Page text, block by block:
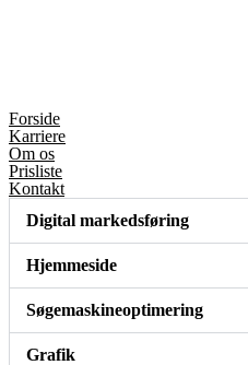
Forside
Karriere
Om os
Prisliste
Kontakt
Digital markedsføring
Hjemmeside
Søgemaskineoptimering
Grafik